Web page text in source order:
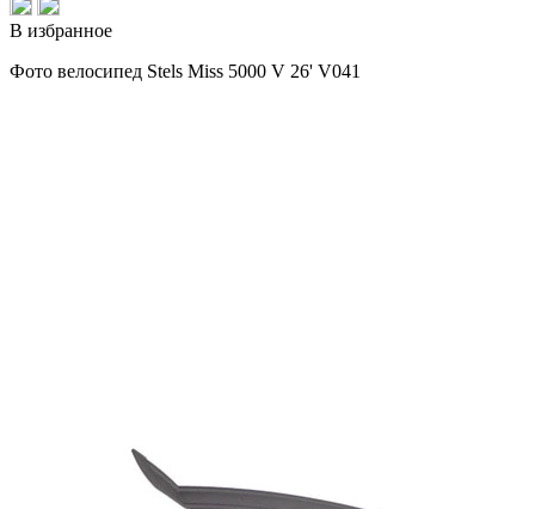
В избранное
Фото велосипед Stels Miss 5000 V 26' V041